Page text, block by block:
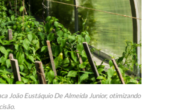
João Eustáquio De Almeida Junior, otimizando